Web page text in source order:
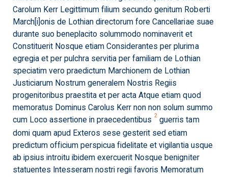
Carolum Kerr Legittimum filium secundo genitum Roberti
March[i]onis de Lothian directorum fore Cancellariae suae
durante suo beneplacito solummodo nominaverit et
Constituerit Nosque etiam Considerantes per plurima
egregia et per pulchra servitia per familiam de Lothian
speciatim vero praedictum Marchionem de Lothian
Justiciarum Nostrum generalem Nostris Regiis
progenitoribus praestita et per acta Atque etiam quod
memoratus Dominus Carolus Kerr non non solum summo
cum Loco assertione in praecedentibus 2 guerris tam
domi quam apud Exteros sese gesterit sed etiam
predictum officium perspicua fidelitate et vigilantia usque
ab ipsius introitu ibidem exercuerit Nosque benigniter
statuentes Intesseram nostri regii favoris Memoratum